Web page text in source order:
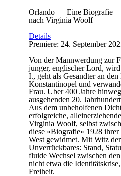
Orlando — Eine Biografie
nach Virginia Woolf
Details
Premiere: 24. September
Von der Mannwerdung zur
junger, englischer Lord,
I., geht als Gesandter an
Konstantinopel und
Frau. Über 400 Jahre
ausgehenden 20.
Aus dem unbeholfenen
erfolgreiche,
Virginia Woolf, selbst
diese »Biografie« 1928
West gewidmet. Mit Witz
Unverrückbares: Stand,
fluide Wechsel zwischen
nicht etwa die
Freiheit.